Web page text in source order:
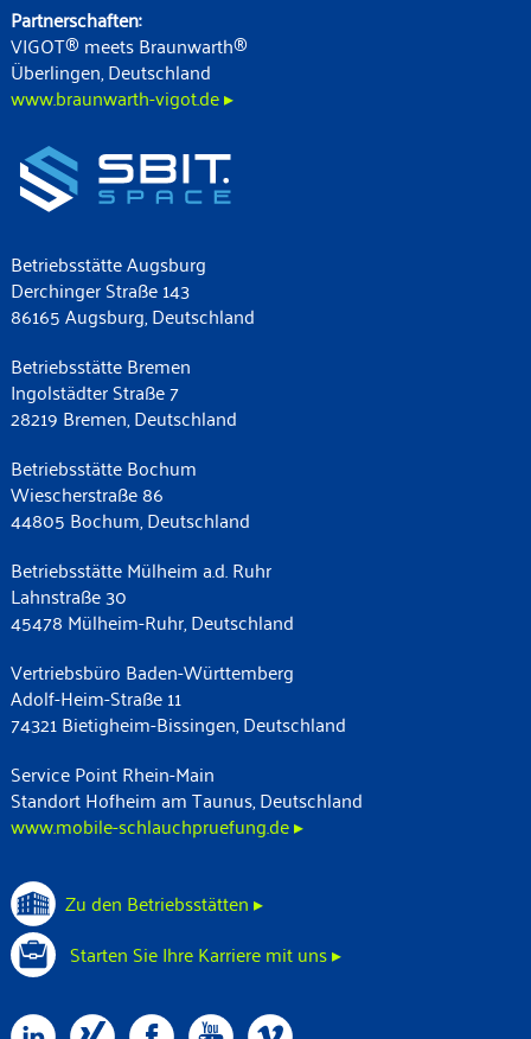
Partnerschaften:
VIGOT® meets Braunwarth®
Überlingen, Deutschland
www.braunwarth-vigot.de ▸
Betriebsstätte Augsburg
Derchinger Straße 143
86165 Augsburg, Deutschland
Betriebsstätte Bremen
Ingolstädter Straße 7
28219 Bremen, Deutschland
Betriebsstätte Bochum
Wiescherstraße 86
44805 Bochum, Deutschland
Betriebsstätte Mülheim a.d. Ruhr
Lahnstraße 30
45478 Mülheim-Ruhr, Deutschland
Vertriebsbüro Baden-Württemberg
Adolf-Heim-Straße 11
74321 Bietigheim-Bissingen, Deutschland
Service Point Rhein-Main
Standort Hofheim am Taunus, Deutschland
www.mobile-schlauchpruefung.de ▸
Zu den Betriebsstätten ▸
Starten Sie Ihre Karriere mit uns ▸